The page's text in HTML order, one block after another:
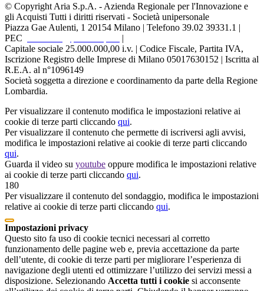
© Copyright Aria S.p.A. - Azienda Regionale per l'Innovazione e
gli Acquisti Tutti i diritti riservati - Società unipersonale
Piazza Gae Aulenti, 1 20154 Milano | Telefono 39.02 39331.1 |
PEC
|
Capitale sociale 25.000.000,00 i.v. | Codice Fiscale, Partita IVA,
Iscrizione Registro delle Imprese di Milano 05017630152 | Iscritta al
R.E.A. al n°1096149
Società soggetta a direzione e coordinamento da parte della Regione
Lombardia.
Per visualizzare il contenuto modifica le impostazioni relative ai
cookie di terze parti cliccando qui.
Per visualizzare il contenuto che permette di iscriversi agli avvisi,
modifica le impostazioni relative ai cookie di terze parti cliccando
qui.
Guarda il video su youtube oppure modifica le impostazioni relative
ai cookie di terze parti cliccando qui.
180
Per visualizzare il contenuto del sondaggio, modifica le impostazioni
relative ai cookie di terze parti cliccando qui.
Impostazioni privacy
Questo sito fa uso di cookie tecnici necessari al corretto
funzionamento delle pagine web e, previa accettazione da parte
dell’utente, di cookie di terze parti per migliorare l’esperienza di
navigazione degli utenti ed ottimizzare l’utilizzo dei servizi messi a
disposizione. Selezionando Accetta tutti i cookie si acconsente